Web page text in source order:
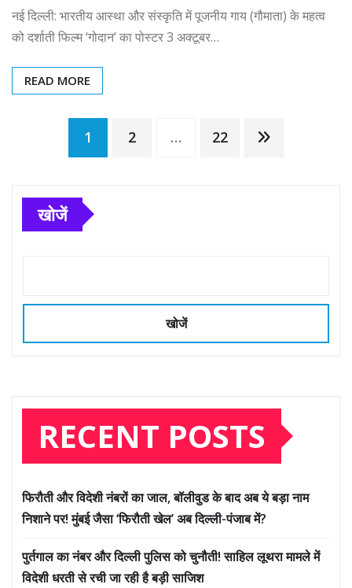
नई दिल्ली: भारतीय आस्था और संस्कृति में पूजनीय गाय (गौमाता) के महत्व
को दर्शाती फिल्म ‘गोदान’ का पोस्टर 3 अक्टूबर…
READ MORE
Posts
pagination
1 2 … 22
खोजें
खोजें
RECENT POSTS
फिरौती और विदेशी नंबरों का जाल, बॉलीवुड के बाद अब ये बड़ा नाम
निशाने पर! मुंबई जैसा ‘फिरौती खेल’ अब दिल्ली-पंजाब में?
पुर्तगाल का नंबर और दिल्ली पुलिस को चुनौती! साहिल लूथरा मामले में
विदेशी धरती से रची जा रही है बड़ी साजिश